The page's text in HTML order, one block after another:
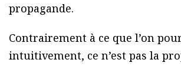
propagande.
Contrairement à ce que l’on
intuitivement, ce n’est pas la